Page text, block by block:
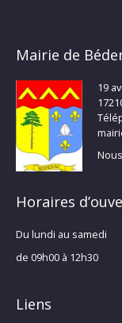
Mairie de
19
Horaires
Du lundi au samedi
de 09h00 à 12h30
Liens